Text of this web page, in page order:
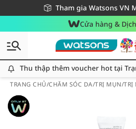
Tham gia Watsons VN
Miễn phí giao hàng cho đơn
Giao hàng nhanh 24h - Áp dụng
Cửa hàng &
Thu thập thêm voucher hot tại Trạm Voucher
Thu thập thêm voucher hot tại
TRANG CHỦ/CHĂM SÓC DA/TRỊ MỤN/TRỊ